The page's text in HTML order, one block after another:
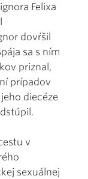
Felixa
dovŕšil
sa s ním
priznal,
prípadov
diecéze
v
sexuálnej